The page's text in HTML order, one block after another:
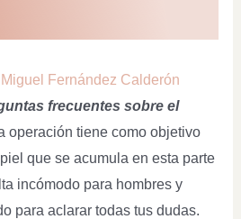
Miguel Fernández Calderón
frecuentes sobre el
operación tiene como objetivo
que se acumula en esta parte
incómodo para hombres y
para aclarar todas tus dudas.